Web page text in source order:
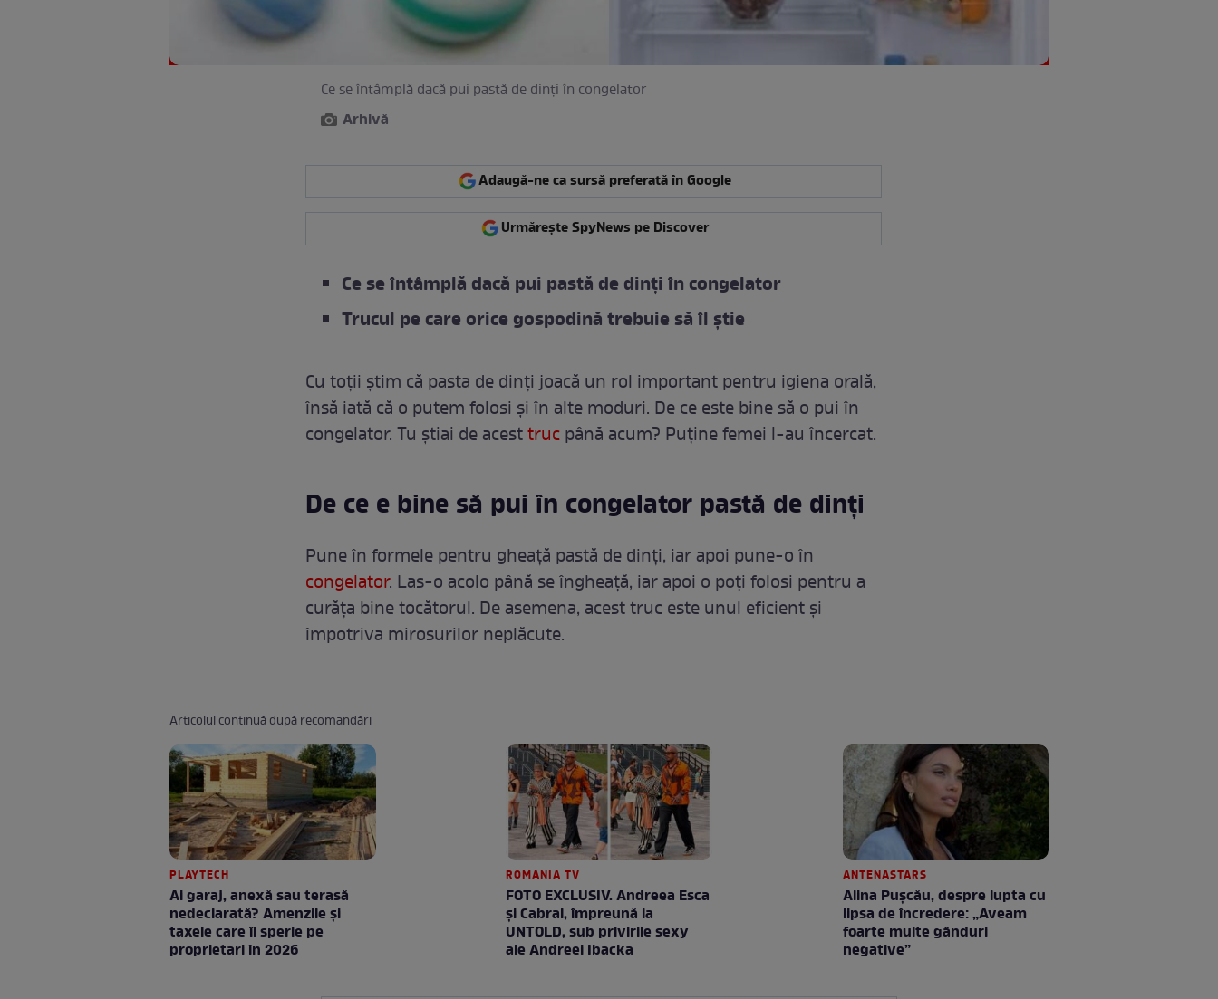
Ce se întâmplă dacă pui pastă de dinți în congelator
Arhivă
Adaugă-ne ca sursă preferată în Google
Urmărește SpyNews pe Discover
Ce se întâmplă dacă pui pastă de dinți în congelator
Trucul pe care orice gospodină trebuie să îl știe
Cu toții știm că pasta de dinți joacă un rol important pentru igiena orală,
însă iată că o putem folosi și în alte moduri. De ce este bine să o pui în
congelator. Tu știai de acesttrucpână acum? Puține femei l-au încercat.
De ce e bine să pui în congelator pastă de dinți
Pune în formele pentru gheață pastă de dinți, iar apoi pune-o în
congelator. Las-o acolo până se îngheață, iar apoi o poți folosi pentru a
curăța bine tocătorul. De asemena, acest truc este unul eficient și
împotriva mirosurilor neplăcute.
Articolul continuă după recomandări
PLAYTECH
Ai garaj, anexă sau terasă
nedeclarată? Amenzile și
taxele care îi sperie pe
proprietari în 2026
ROMANIA TV
FOTO EXCLUSIV. Andreea Esca
şi Cabral, împreună la
UNTOLD, sub privirile sexy
ale Andreei Ibacka
ANTENASTARS
Alina Pușcău, despre lupta cu
lipsa de încredere: „Aveam
foarte multe gânduri
negative”